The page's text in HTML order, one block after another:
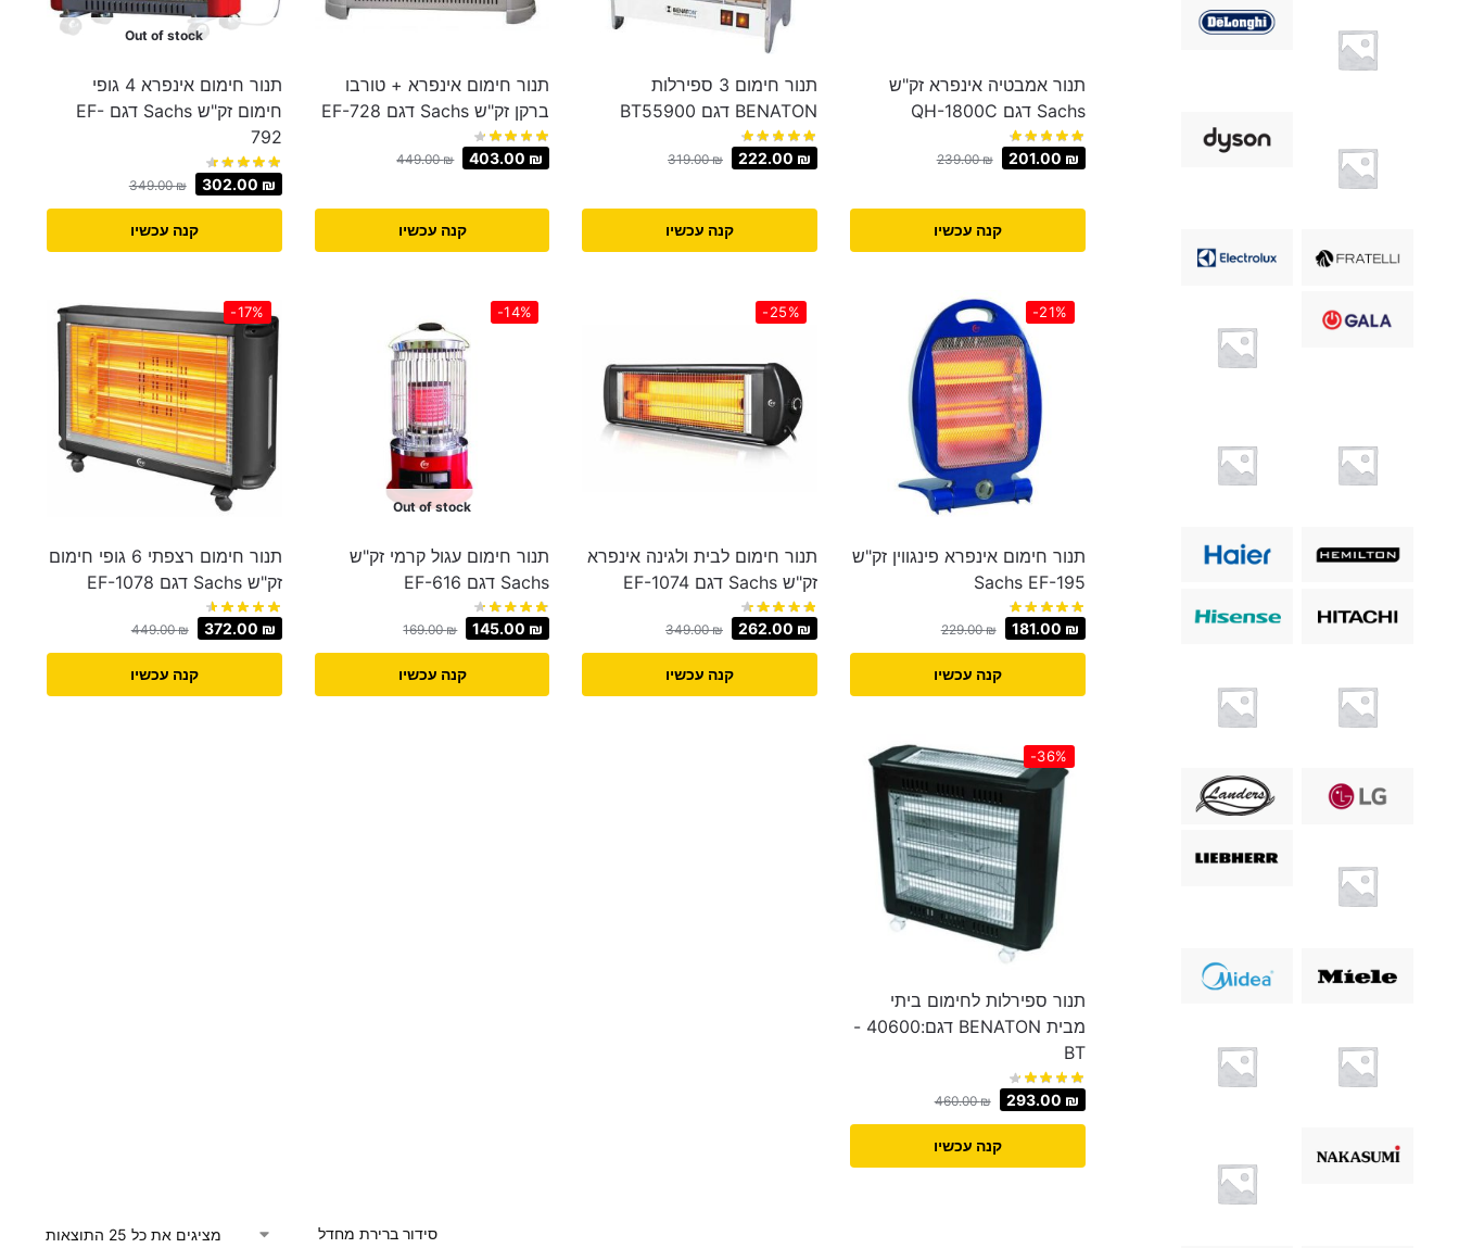
תנור אמבטיה אינפרא זק"ש
Sachs דגם QH-1800C
239.00₪ 201.00 ₪
קנה עכשיו
תנור חימום 3 ספירלות
BENATON דגם BT55900
319.00₪ 222.00 ₪
קנה עכשיו
תנור חימום אינפרא + טורבו
ברקן זק"ש Sachs דגם EF-728
449.00₪ 403.00 ₪
קנה עכשיו
Out of stock
תנור חימום אינפרא 4 גופי
חימום זק"ש Sachs דגם EF-
792‎
349.00₪ 302.00 ₪
קנה עכשיו
-21%
תנור חימום אינפרא פינגווין זק"ש
Sachs EF-195
229.00₪ 181.00 ₪
קנה עכשיו
-25%
תנור חימום לבית ולגינה אינפרא
זק"ש Sachs דגם EF-1074
349.00₪ 262.00 ₪
קנה עכשיו
-14%
Out of stock
תנור חימום עגול קרמי זק"ש
Sachs דגם EF-616
169.00₪ 145.00 ₪
קנה עכשיו
-17%
תנור חימום רצפתי 6 גופי חימום
זק"ש Sachs דגם EF-1078
449.00₪ 372.00 ₪
קנה עכשיו
-36%
תנור ספירלות לחימום ביתי
מבית BENATON דגם:40600 -
BT
460.00₪ 293.00 ₪
קנה עכשיו
מציגים את כל ⁦25⁩ התוצאות